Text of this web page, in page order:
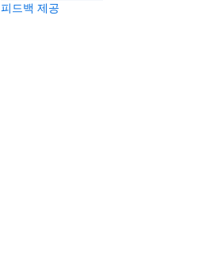
피드백 제공